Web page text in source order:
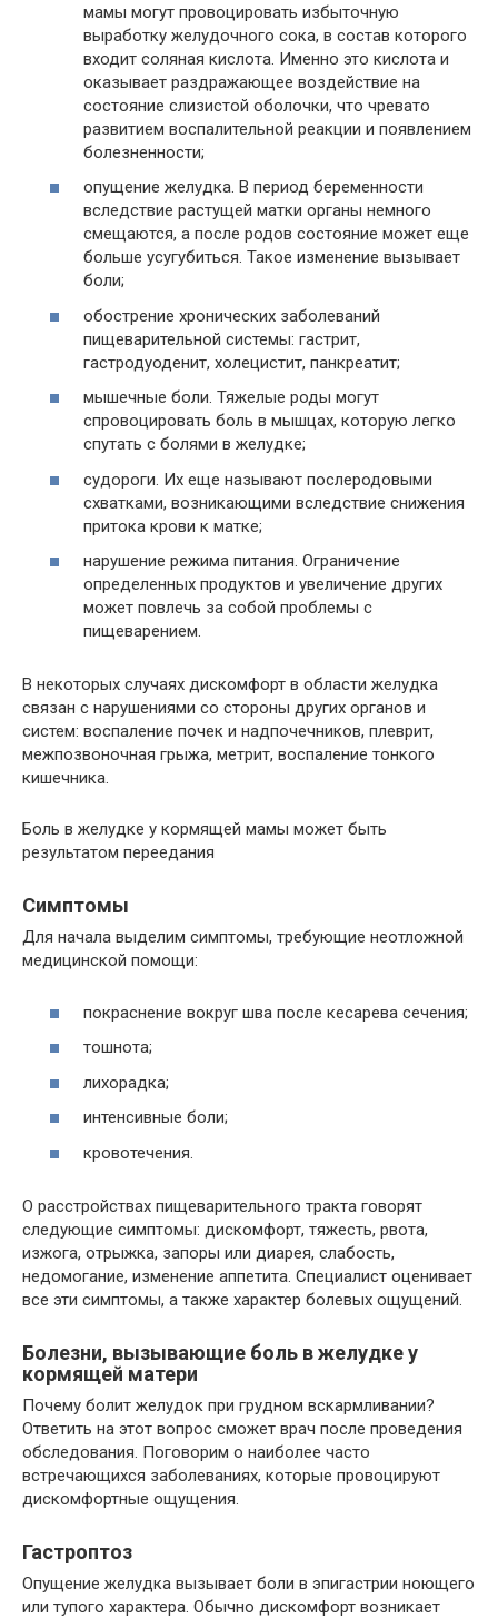
мамы могут провоцировать избыточную
выработку желудочного сока, в состав которого
входит соляная кислота. Именно это кислота и
оказывает раздражающее воздействие на
состояние слизистой оболочки, что чревато
развитием воспалительной реакции и появлением
болезненности;
опущение желудка. В период беременности
вследствие растущей матки органы немного
смещаются, а после родов состояние может еще
больше усугубиться. Такое изменение вызывает
боли;
обострение хронических заболеваний
пищеварительной системы: гастрит,
гастродуоденит, холецистит, панкреатит;
мышечные боли. Тяжелые роды могут
спровоцировать боль в мышцах, которую легко
спутать с болями в желудке;
судороги. Их еще называют послеродовыми
схватками, возникающими вследствие снижения
притока крови к матке;
нарушение режима питания. Ограничение
определенных продуктов и увеличение других
может повлечь за собой проблемы с
пищеварением.
В некоторых случаях дискомфорт в области желудка
связан с нарушениями со стороны других органов и
систем: воспаление почек и надпочечников, плеврит,
межпозвоночная грыжа, метрит, воспаление тонкого
кишечника.
Боль в желудке у кормящей мамы может быть
результатом переедания
Симптомы
Для начала выделим симптомы, требующие неотложной
медицинской помощи:
покраснение вокруг шва после кесарева сечения;
тошнота;
лихорадка;
интенсивные боли;
кровотечения.
О расстройствах пищеварительного тракта говорят
следующие симптомы: дискомфорт, тяжесть, рвота,
изжога, отрыжка, запоры или диарея, слабость,
недомогание, изменение аппетита. Специалист оценивает
все эти симптомы, а также характер болевых ощущений.
Болезни, вызывающие боль в желудке у
кормящей матери
Почему болит желудок при грудном вскармливании?
Ответить на этот вопрос сможет врач после проведения
обследования. Поговорим о наиболее часто
встречающихся заболеваниях, которые провоцируют
дискомфортные ощущения.
Гастроптоз
Опущение желудка вызывает боли в эпигастрии ноющего
или тупого характера. Обычно дискомфорт возникает